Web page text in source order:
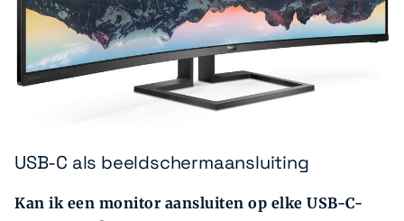
USB-C als beeldschermaansluiting
Kan ik een monitor aansluiten op elke USB-C-